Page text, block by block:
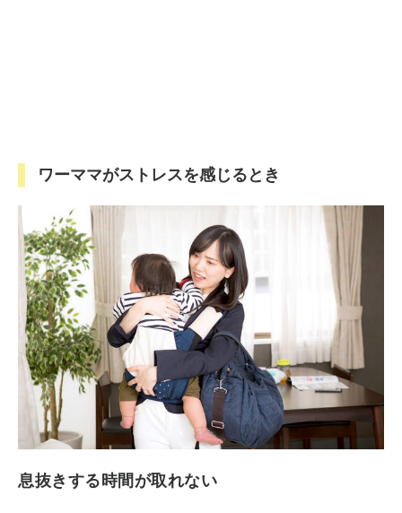
ワーママがストレスを感じるとき
息抜きする時間が取れない